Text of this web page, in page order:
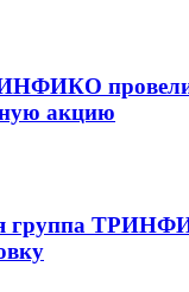
акцию
группа